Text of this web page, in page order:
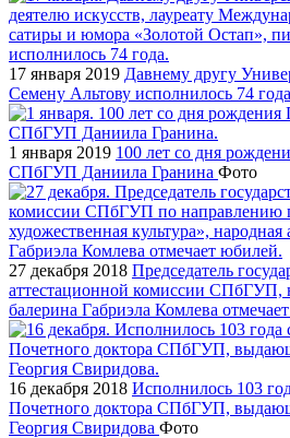
17 января 2019 Давнему другу
Семену Альтову исполнилось 74 года
1 января 2019 100 лет со дня
СПбГУП Даниила Гранина Фото
27 декабря 2018 Председатель
аттестационной комиссии СПбГУП,
балерина Габриэла Комлева
16 декабря 2018 Исполнилось 103
Почетного доктора СПбГУП,
Георгия Свиридова Фото